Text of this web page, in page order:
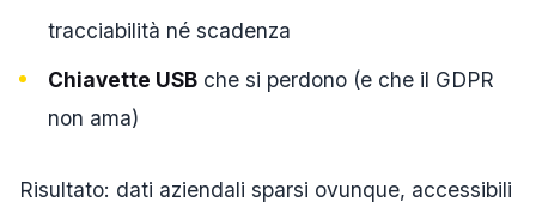
tracciabilità né scadenza
Chiavette USB che si perdono (e che il GDPR
non ama)
Risultato: dati aziendali sparsi ovunque, accessibili